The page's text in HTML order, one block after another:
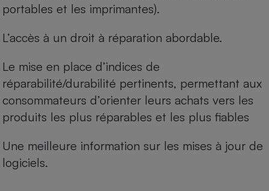
portables et les imprimantes).
L’accès à un droit à réparation abordable.
Le mise en place d’indices de
réparabilité/durabilité pertinents, permettant aux
consommateurs d’orienter leurs achats vers les
produits les plus réparables et les plus fiables
Une meilleure information sur les mises à jour de
logiciels.